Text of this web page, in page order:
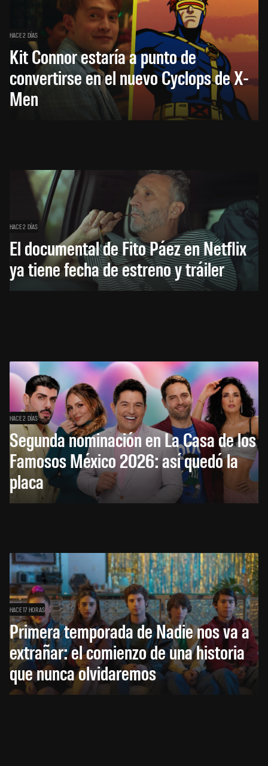
HACE 2 DÍAS
Kit Connor estaría a punto de
convertirse en el nuevo Cyclops de X-
Men
HACE 2 DÍAS
El documental de Fito Páez en Netflix
ya tiene fecha de estreno y tráiler
HACE 2 DÍAS
Segunda nominación en La Casa de los
Famosos México 2026: así quedó la
placa
HACE 17 HORAS
Primera temporada de Nadie nos va a
extrañar: el comienzo de una historia
que nunca olvidaremos